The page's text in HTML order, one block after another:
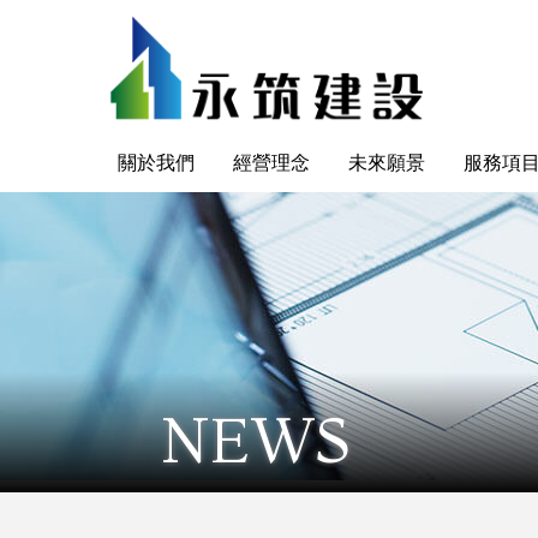
關於我們 經營理念 未來願景 服務項
NEWS